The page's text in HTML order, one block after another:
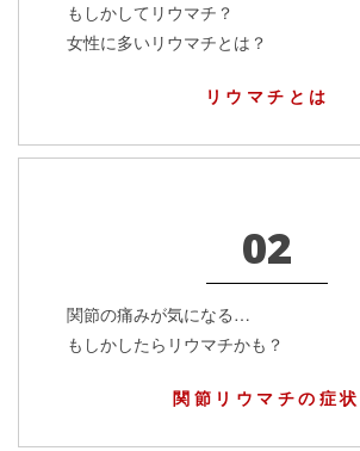
もしかしてリウマチ？
女性に多いリウマチとは？
リウマチとは
02
関節の痛みが気になる…
もしかしたらリウマチかも？
関節リウマチの症状